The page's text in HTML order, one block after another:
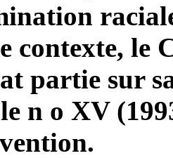
contexte, le
partie sur
n o XV